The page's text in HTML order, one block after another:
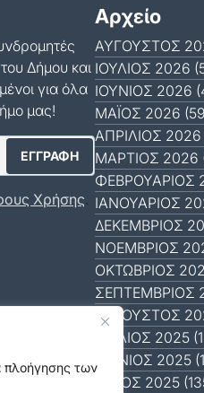
πλοήγησης των
Δήμου και
για όλα
μας!
Χρήσης.
Αρχείο
ΑΎΓΟΥΣΤΟΣ
ΙΟΎΛΙΟΣ 2026
ΙΟΎΝΙΟΣ 2026
ΜΆΙΟΣ 2026
ΑΠΡΊΛΙΟΣ 2026
ΜΆΡΤΙΟΣ 2026
ΦΕΒΡΟΥΆΡΙΟΣ
ΙΑΝΟΥΆΡΙΟΣ
ΔΕΚΈΜΒΡΙΟΣ
ΝΟΈΜΒΡΙΟΣ
ΟΚΤΏΒΡΙΟΣ
ΣΕΠΤΈΜΒΡΙΟΣ
ΑΎΓΟΥΣΤΟΣ
ΙΟΎΛΙΟΣ 2025
ΙΟΎΝΙΟΣ 2025
ΜΆΙΟΣ 2025